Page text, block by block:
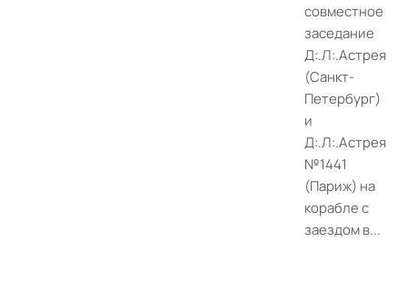
совместное
заседание
Д:.Л:.Астрея
(Санкт-
Петербург)
и
Д:.Л:.Астрея
№1441
(Париж) на
корабле с
заездом в...